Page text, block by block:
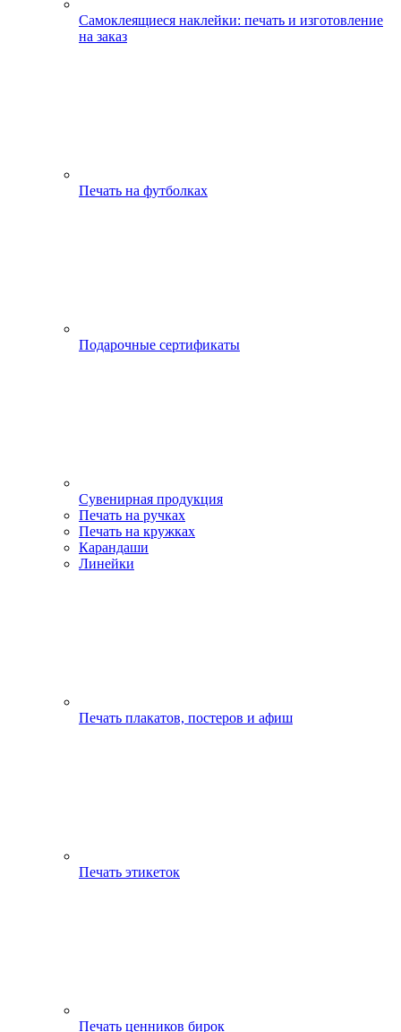
Самоклеящиеся наклейки: печать и изготовление
на заказ
Печать на футболках
Подарочные сертификаты
Сувенирная продукция
Печать на ручках
Печать на кружках
Карандаши
Линейки
Печать плакатов, постеров и афиш
Печать этикеток
Печать ценников бирок